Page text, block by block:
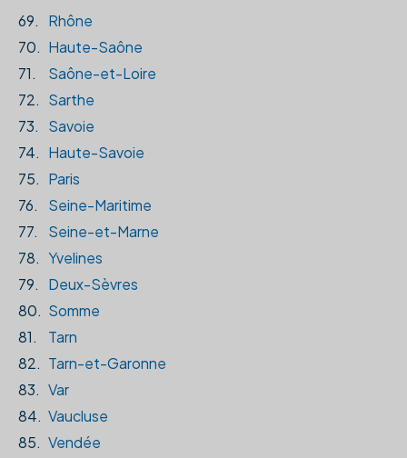
69.
Rhône
70. Haute-Saône
71.
Saône-et-Loire
72. Sarthe
73.
Savoie
74. Haute-Savoie
75. Paris
76.
Seine-Maritime
77.
Seine-et-Marne
78. Yvelines
79.
Deux-Sèvres
80. Somme
81.
Tarn
82. Tarn-et-Garonne
83. Var
84. Vaucluse
85. Vendée